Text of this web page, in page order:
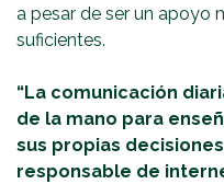
a pesar de ser un apoyo
suficientes.
“La comunicación
de la mano para
sus propias
responsable de